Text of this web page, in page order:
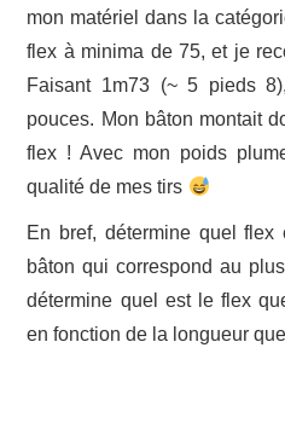
mon matériel dans la
flex à minima de 75, et je
Faisant 1m73 (~ 5 pieds
pouces. Mon bâton montait
flex ! Avec mon poids
qualité de mes tirs
En bref, détermine quel
bâton qui correspond au
détermine quel est le flex
en fonction de la longueur